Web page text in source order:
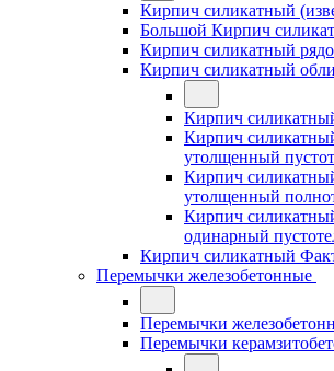
Кирпич силикатный
Большой Кирпич
Кирпич силикатный
Кирпич силикатный
Кирпич
Кирпич
утолщенный
Кирпич
утолщенный
Кирпич
одинарный
Кирпич силикатный
Перемычки железобетонные
Перемычки
Перемычки